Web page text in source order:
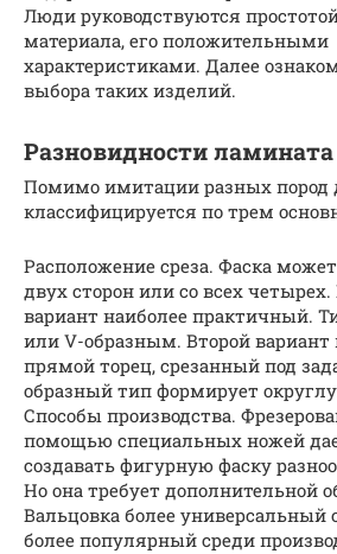
Люди руководствуются
материала, его положительными
характеристиками. Далее
выбора таких изделий.
Разновидности ламината
Помимо имитации разных пород
классифицируется по трем
Расположение среза. Фаска
двух сторон или со всех
вариант наиболее практичный.
или V-образным. Второй вариант
прямой торец, срезанный под
образный тип формирует
Способы производства.
помощью специальных ножей
создавать фигурную фаску
Но она требует дополнительной
Вальцовка более универсальный
более популярный среди